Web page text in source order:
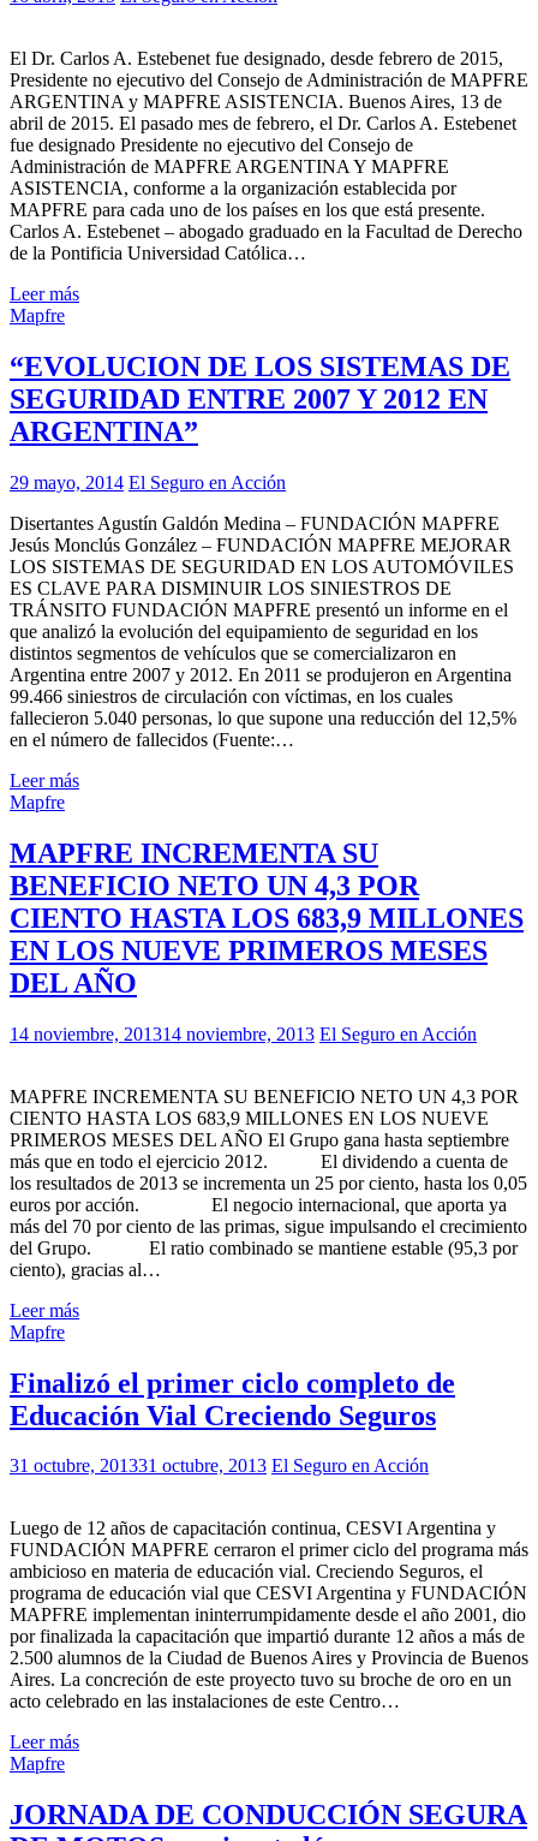
El Dr. Carlos A. Estebenet fue designado, desde febrero de 2015,
Presidente no ejecutivo del Consejo de Administración de MAPFRE
ARGENTINA y MAPFRE ASISTENCIA. Buenos Aires, 13 de
abril de 2015. El pasado mes de febrero, el Dr. Carlos A. Estebenet
fue designado Presidente no ejecutivo del Consejo de
Administración de MAPFRE ARGENTINA Y MAPFRE
ASISTENCIA, conforme a la organización establecida por
MAPFRE para cada uno de los países en los que está presente.
Carlos A. Estebenet – abogado graduado en la Facultad de Derecho
de la Pontificia Universidad Católica…
Leer más
Mapfre
“EVOLUCION DE LOS SISTEMAS DE
SEGURIDAD ENTRE 2007 Y 2012 EN
ARGENTINA”
29 mayo, 2014 El Seguro en Acción
Disertantes Agustín Galdón Medina – FUNDACIÓN MAPFRE
Jesús Monclús González – FUNDACIÓN MAPFRE MEJORAR
LOS SISTEMAS DE SEGURIDAD EN LOS AUTOMÓVILES
ES CLAVE PARA DISMINUIR LOS SINIESTROS DE
TRÁNSITO FUNDACIÓN MAPFRE presentó un informe en el
que analizó la evolución del equipamiento de seguridad en los
distintos segmentos de vehículos que se comercializaron en
Argentina entre 2007 y 2012. En 2011 se produjeron en Argentina
99.466 siniestros de circulación con víctimas, en los cuales
fallecieron 5.040 personas, lo que supone una reducción del 12,5%
en el número de fallecidos (Fuente:…
Leer más
Mapfre
MAPFRE INCREMENTA SU
BENEFICIO NETO UN 4,3 POR
CIENTO HASTA LOS 683,9 MILLONES
EN LOS NUEVE PRIMEROS MESES
DEL AÑO
14 noviembre, 201314 noviembre, 2013 El Seguro en Acción
MAPFRE INCREMENTA SU BENEFICIO NETO UN 4,3 POR
CIENTO HASTA LOS 683,9 MILLONES EN LOS NUEVE
PRIMEROS MESES DEL AÑO El Grupo gana hasta septiembre
más que en todo el ejercicio 2012. El dividendo a cuenta de
los resultados de 2013 se incrementa un 25 por ciento, hasta los 0,05
euros por acción. El negocio internacional, que aporta ya
más del 70 por ciento de las primas, sigue impulsando el crecimiento
del Grupo. El ratio combinado se mantiene estable (95,3 por
ciento), gracias al…
Leer más
Mapfre
Finalizó el primer ciclo completo de
Educación Vial Creciendo Seguros
31 octubre, 201331 octubre, 2013 El Seguro en Acción
Luego de 12 años de capacitación continua, CESVI Argentina y
FUNDACIÓN MAPFRE cerraron el primer ciclo del programa más
ambicioso en materia de educación vial. Creciendo Seguros, el
programa de educación vial que CESVI Argentina y FUNDACIÓN
MAPFRE implementan ininterrumpidamente desde el año 2001, dio
por finalizada la capacitación que impartió durante 12 años a más de
2.500 alumnos de la Ciudad de Buenos Aires y Provincia de Buenos
Aires. La concreción de este proyecto tuvo su broche de oro en un
acto celebrado en las instalaciones de este Centro…
Leer más
Mapfre
JORNADA DE CONDUCCIÓN SEGURA